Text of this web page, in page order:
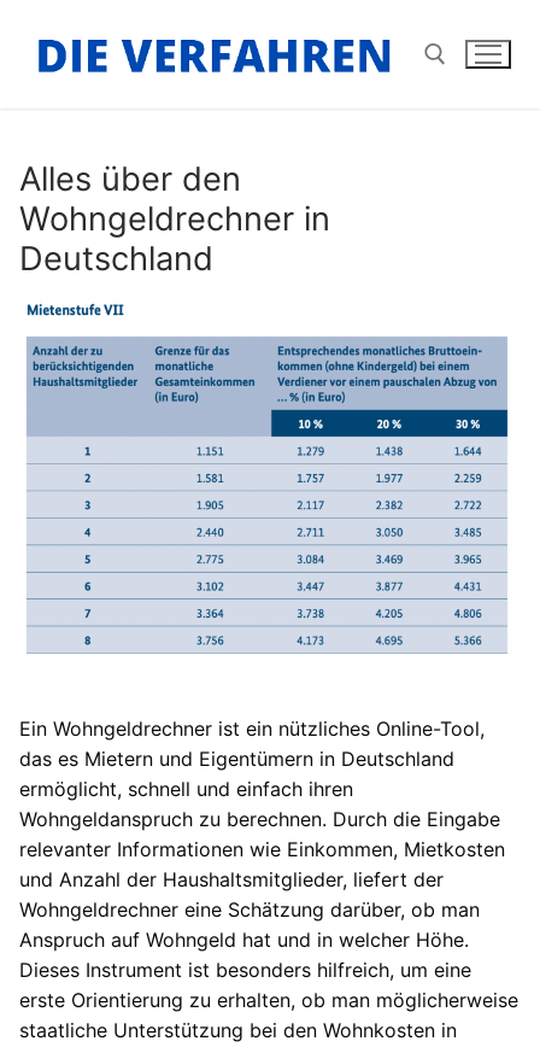
Inhalt
springen
Alles über den
Wohngeldrechner in
Deutschland
Ein Wohngeldrechner ist ein nützliches Online-Tool,
das es Mietern und Eigentümern in Deutschland
ermöglicht, schnell und einfach ihren
Wohngeldanspruch zu berechnen. Durch die Eingabe
relevanter Informationen wie Einkommen, Mietkosten
und Anzahl der Haushaltsmitglieder, liefert der
Wohngeldrechner eine Schätzung darüber, ob man
Anspruch auf Wohngeld hat und in welcher Höhe.
Dieses Instrument ist besonders hilfreich, um eine
erste Orientierung zu erhalten, ob man möglicherweise
staatliche Unterstützung bei den Wohnkosten in